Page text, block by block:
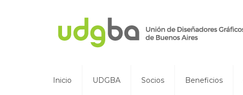
Inicio UDGBA Socios Beneficios